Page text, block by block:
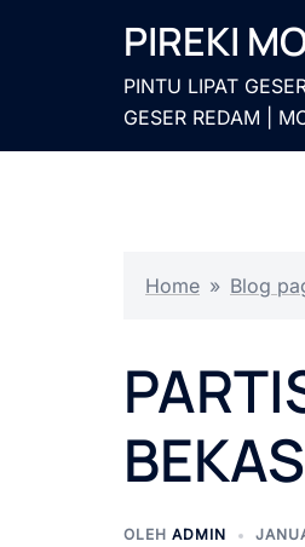
PIREKI
PINTU LIPAT
GESER REDAM |
Home » Blog
OLEH ADMIN